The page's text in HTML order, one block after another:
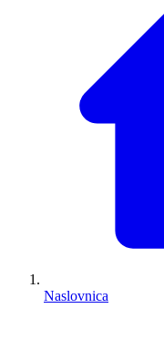
Naslovnica